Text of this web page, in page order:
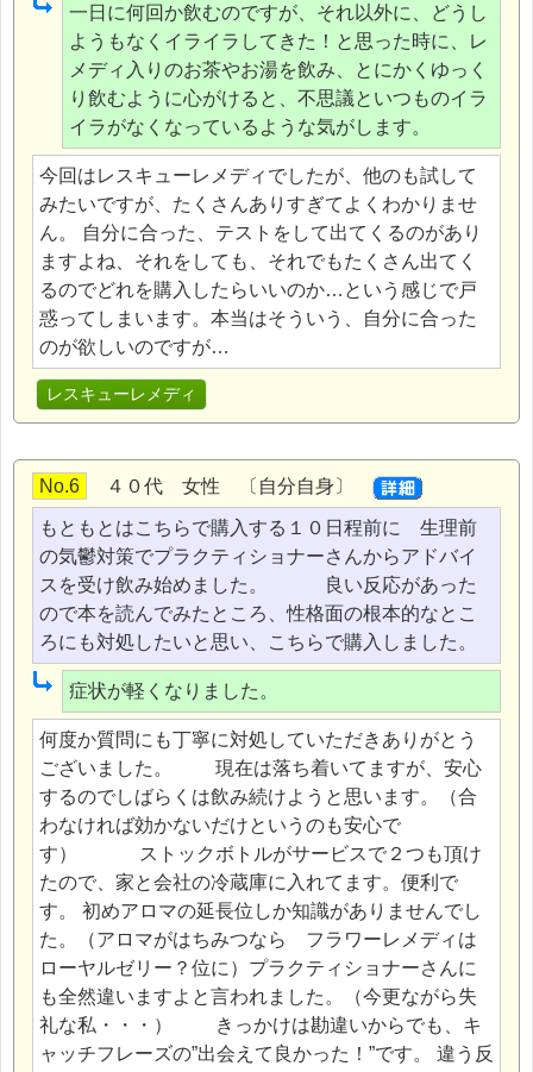
一日に何回か飲むのですが、それ以外に、どうし
ようもなくイライラしてきた！と思った時に、レ
メディ入りのお茶やお湯を飲み、とにかくゆっく
り飲むように心がけると、不思議といつものイラ
イラがなくなっているような気がします。
今回はレスキューレメディでしたが、他のも試して
みたいですが、たくさんありすぎてよくわかりませ
ん。 自分に合った、テストをして出てくるのがあり
ますよね、それをしても、それでもたくさん出てく
るのでどれを購入したらいいのか…という感じで戸
惑ってしまいます。本当はそういう、自分に合った
のが欲しいのですが…
レスキューレメディ
No.6 ４０代 女性 〔自分自身〕
もともとはこちらで購入する１０日程前に 生理前
の気鬱対策でプラクティショナーさんからアドバイ
スを受け飲み始めました。 良い反応があった
ので本を読んでみたところ、性格面の根本的なとこ
ろにも対処したいと思い、こちらで購入しました。
症状が軽くなりました。
何度か質問にも丁寧に対処していただきありがとう
ございました。 現在は落ち着いてますが、安心
するのでしばらくは飲み続けようと思います。（合
わなければ効かないだけというのも安心で
す） ストックボトルがサービスで２つも頂け
たので、家と会社の冷蔵庫に入れてます。便利で
す。 初めアロマの延長位しか知識がありませんでし
た。（アロマがはちみつなら フラワーレメディは
ローヤルゼリー？位に）プラクティショナーさんに
も全然違いますよと言われました。（今更ながら失
礼な私・・・） きっかけは勘違いからでも、キ
ャッチフレーズの”出会えて良かった！”です。 違う反